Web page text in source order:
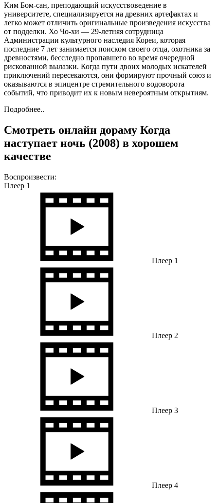
Ким Бом-сан, преподающий искусствоведение в
университете, специализируется на древних артефактах и
легко может отличить оригинальные произведения искусства
от подделки. Хо Чо-хи — 29-летняя сотрудница
Администрации культурного наследия Кореи, которая
последние 7 лет занимается поиском своего отца, охотника за
древностями, бесследно пропавшего во время очередной
рискованной вылазки. Когда пути двоих молодых искателей
приключений пересекаются, они формируют прочный союз и
оказываются в эпицентре стремительного водоворота
событий, что приводит их к новым невероятным открытиям.
Подробнее..
Смотреть онлайн дораму Когда
наступает ночь (2008) в хорошем
качестве
Воспроизвести:
Плеер 1
Плеер 1
Плеер 2
Плеер 3
Плеер 4